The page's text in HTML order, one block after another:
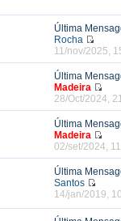
Última
Rocha
11/nov/2025,
Última
Madeira
28/Oct/2024,
Última
Madeira
02/set/2024,
Última
Santos
14/jan/2019,